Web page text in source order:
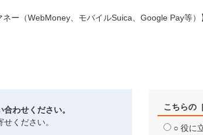
ー（WebMoney、モバイルSuica、Google Pay等
わせください。
ください。
こちらの
○ 役に